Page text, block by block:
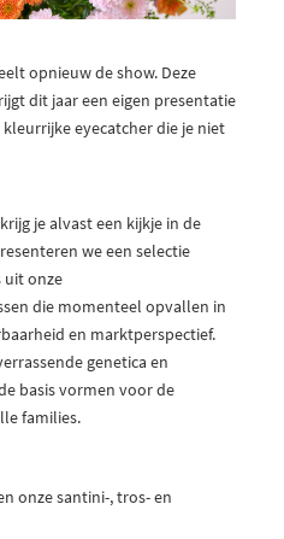
opnieuw de show. Deze
dit jaar een eigen presentatie
eyecatcher die je niet
je alvast een kijkje in de
we een selectie
uit onze
die momenteel opvallen in
en marktperspectief.
genetica en
basis vormen voor de
families.
onze santini-, tros- en